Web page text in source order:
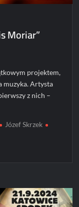
Moriar”
projektem,
muzyka. Artysta
z nich –
Józef Skrzek